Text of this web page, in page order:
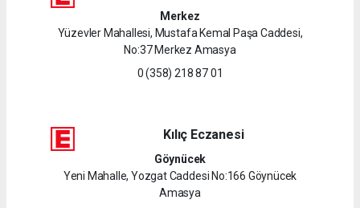
Merkez
Yüzevler Mahallesi, Mustafa Kemal Paşa Caddesi,
No:37 Merkez Amasya
0 (358) 218 87 01
Kılıç Eczanesi
Göynücek
Yeni Mahalle, Yozgat Caddesi No:166 Göynücek
Amasya